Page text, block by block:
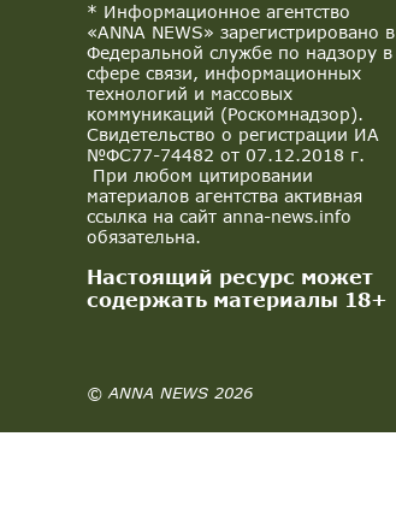
* Информационное агентство
«ANNA NEWS» зарегистрировано в
Федеральной службе по надзору в
сфере связи, информационных
технологий и массовых
коммуникаций (Роскомнадзор).
Свидетельство о регистрации ИА
№ФС77-74482 от 07.12.2018 г.
При любом цитировании
материалов агентства активная
ссылка на сайт anna-news.info
обязательна.
Настоящий ресурс может
содержать материалы 18+
© ANNA NEWS 2026